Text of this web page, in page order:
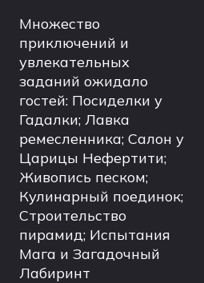
Множество
приключений и
увлекательных
заданий ожидало
гостей: Посиделки у
Гадалки; Лавка
ремесленника; Салон у
Царицы Нефертити;
Живопись песком;
Кулинарный поединок;
Строительство
пирамид; Испытания
Мага и Загадочный
Лабиринт